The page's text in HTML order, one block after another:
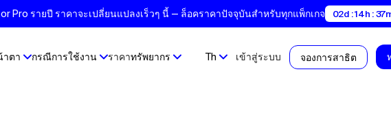
Pro รายปี ราคาจะเปลี่ยนแปลงเร็วๆ นี้ — ล็อคราคาปัจจุบันสำหรับทุกแพ็กเกจ 02d : 14h :
าตา กรณีการใช้งาน ราคาทรัพยากร Th เข้าสู่ระบบ จองการสาธิต